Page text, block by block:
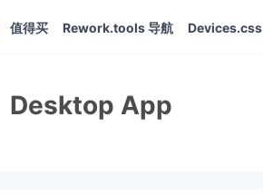
值得买 Rework.tools 导航 Devices.css
Desktop App